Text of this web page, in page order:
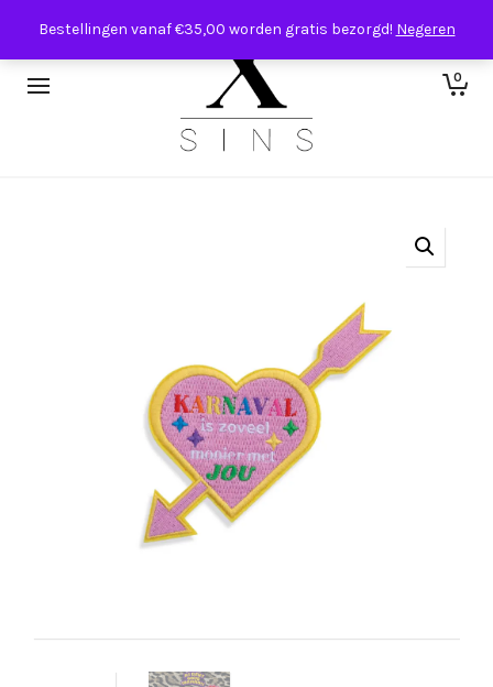
Bestellingen vanaf €35,00 worden gratis bezorgd! Negeren
0